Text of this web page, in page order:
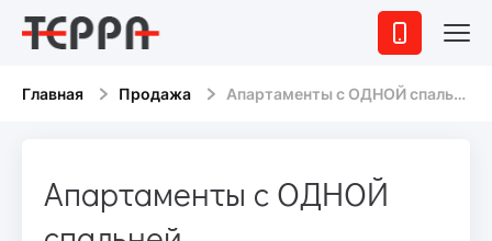
Главная Продажа Апартаменты с ОДНОЙ спальней
Апартаменты с ОДНОЙ